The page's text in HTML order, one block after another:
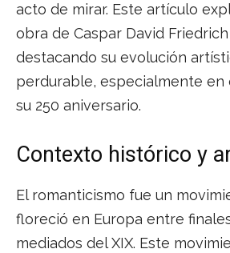
acto de mirar. Este artículo
obra de Caspar David
destacando su evolución
perdurable, especialmente en
su 250 aniversario.
Contexto histórico y
El romanticismo fue un
floreció en Europa entre
mediados del XIX. Este